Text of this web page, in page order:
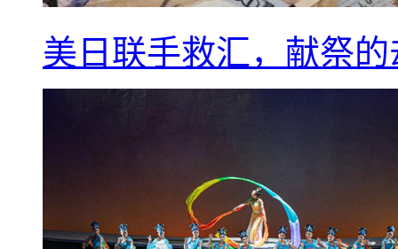
美日联手救汇，献祭